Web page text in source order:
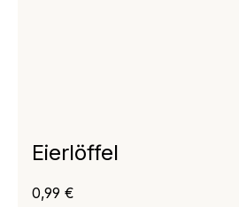
Eierlöffel
Regulärer Preis:
0,99 €